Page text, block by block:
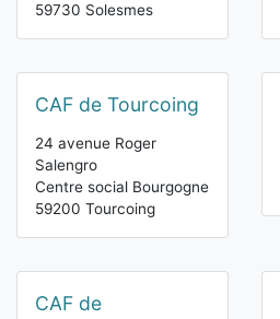
59730 Solesmes
CAF de Tourcoing
24 avenue Roger
Salengro
Centre social Bourgogne
59200 Tourcoing
CAF de